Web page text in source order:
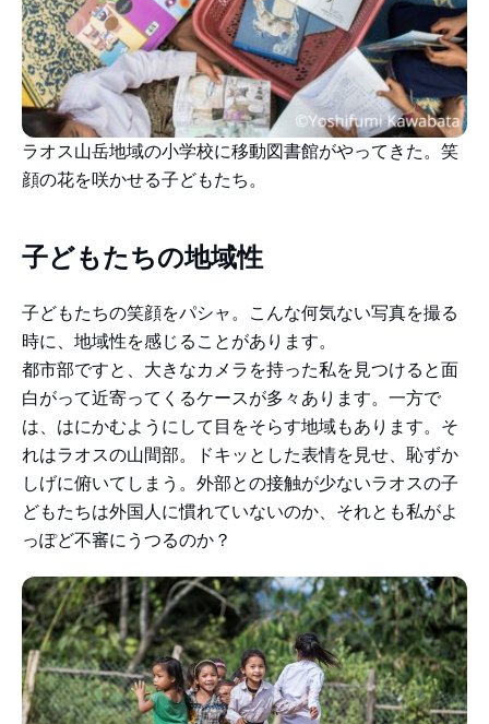
ラオス山岳地域の小学校に移動図書館がやってきた。笑
顔の花を咲かせる子どもたち。
子どもたちの地域性
子どもたちの笑顔をパシャ。こんな何気ない写真を撮る
時に、地域性を感じることがあります。
都市部ですと、大きなカメラを持った私を見つけると面
白がって近寄ってくるケースが多々あります。一方で
は、はにかむようにして目をそらす地域もあります。そ
れはラオスの山間部。ドキッとした表情を見せ、恥ずか
しげに俯いてしまう。外部との接触が少ないラオスの子
どもたちは外国人に慣れていないのか、それとも私がよ
っぽど不審にうつるのか？